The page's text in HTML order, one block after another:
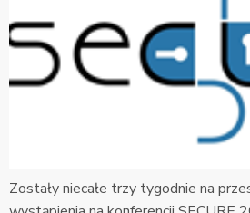
Zostały niecałe trzy tygodnie na